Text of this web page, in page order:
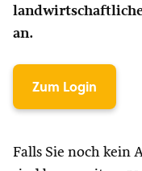
an.
Zum Login
Falls Sie noch kein